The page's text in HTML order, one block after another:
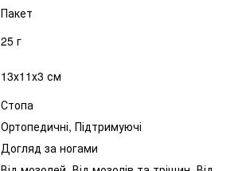
Пакет
25 г
13х11х3 см
Стопа
Ортопедичні, Підтримуючі
Догляд за ногами